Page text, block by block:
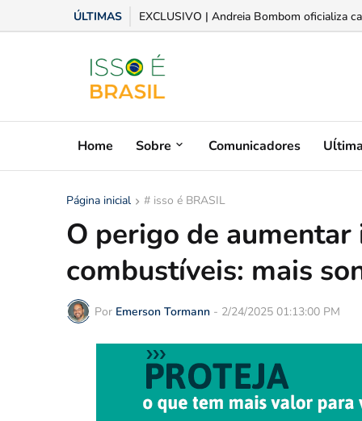
ÚLTIMAS EXCLUSIVO | Andreia Bombom oficializa
Home Sobre Comunicadores
Página inicial # isso é BRASIL
O perigo de
combustíveis: mais
Por Emerson Tormann - 2/24/2025 01:13:00 PM